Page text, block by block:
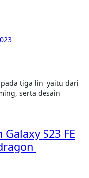
serta desain
S23 FE